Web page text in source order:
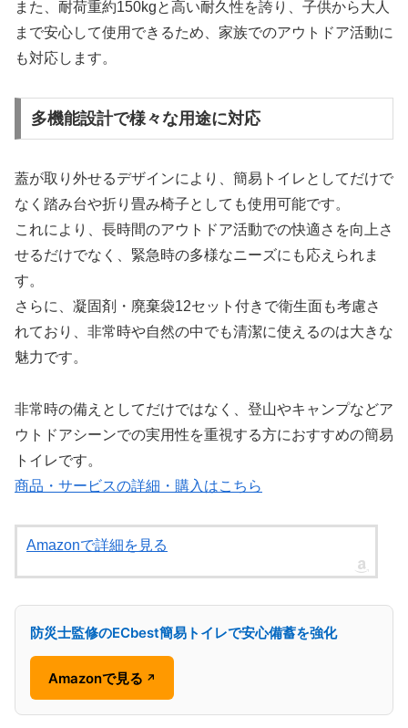
また、耐荷重約150kgと高い耐久性を誇り、子供から大人
まで安心して使用できるため、家族でのアウトドア活動に
も対応します。
多機能設計で様々な用途に対応
蓋が取り外せるデザインにより、簡易トイレとしてだけで
なく踏み台や折り畳み椅子としても使用可能です。
これにより、長時間のアウトドア活動での快適さを向上さ
せるだけでなく、緊急時の多様なニーズにも応えられま
す。
さらに、凝固剤・廃棄袋12セット付きで衛生面も考慮さ
れており、非常時や自然の中でも清潔に使えるのは大きな
魅力です。
非常時の備えとしてだけではなく、登山やキャンプなどア
ウトドアシーンでの実用性を重視する方におすすめの簡易
トイレです。
商品・サービスの詳細・購入はこちら
Amazonで詳細を見る
防災士監修のECbest簡易トイレで安心備蓄を強化
Amazonで見る ↗